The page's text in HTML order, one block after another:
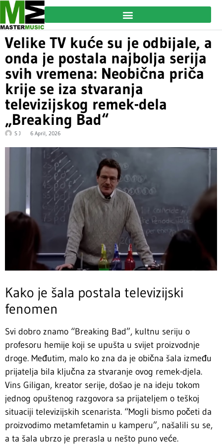
Velike TV kuće su je odbijale, a
onda je postala najbolja serija
svih vremena: Neobična priča
krije se iza stvaranja
televizijskog remek-dela
„Breaking Bad“
S J 6 April, 2026
Kako je šala postala televizijski
fenomen
Svi dobro znamo “Breaking Bad”, kultnu seriju o
profesoru hemije koji se upušta u svijet proizvodnje
droge. Međutim, malo ko zna da je obična šala između
prijatelja bila ključna za stvaranje ovog remek-djela.
Vins Giligan, kreator serije, došao je na ideju tokom
jednog opuštenog razgovora sa prijateljem o teškoj
situaciji televizijskih scenarista. “Mogli bismo početi da
proizvodimo metamfetamin u kamperu”, našalili su se,
a ta šala ubrzo je prerasla u nešto puno veće.